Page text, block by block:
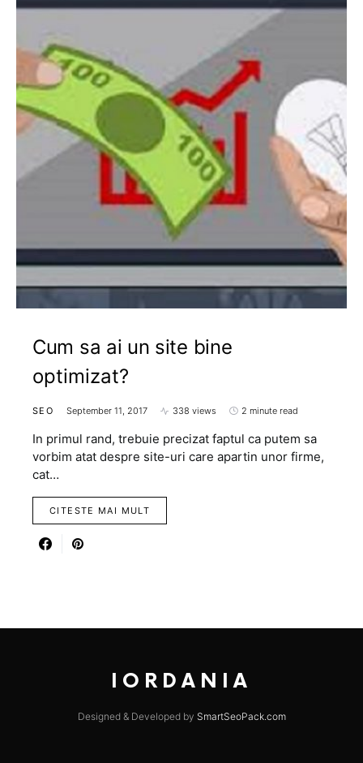
Cum sa ai un site bine
optimizat?
SEO September 11, 2017 338 views 2 minute read
In primul rand, trebuie precizat faptul ca putem sa
vorbim atat despre site-uri care apartin unor firme,
cat…
CITESTE MAI MULT
IORDANIA
Designed & Developed by SmartSeoPack.com